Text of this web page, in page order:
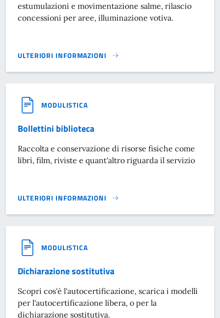
estumulazioni e movimentazione salme, rilascio
concessioni per aree, illuminazione votiva.
ULTERIORI INFORMAZIONI
MODULISTICA SERVIZI CIMITERIALI}
MODULISTICA
Bollettini biblioteca
Raccolta e conservazione di risorse fisiche come
libri, film, riviste e quant'altro riguarda il servizio
ULTERIORI INFORMAZIONI
BOLLETTINI BIBLIOTECA}
MODULISTICA
Dichiarazione sostitutiva
Scopri cos'è l'autocertificazione, scarica i modelli
per l'autocertificazione libera, o per la
dichiarazione sostitutiva.